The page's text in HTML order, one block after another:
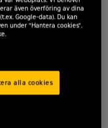
även överföring av dina
Google-data). Du kan
under "Hantera cookies".
alla cookies